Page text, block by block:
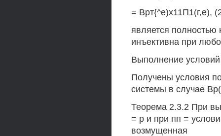
= Врт{^е)х11П1(г,е),
является
инъективна при
Выполнение
Получены условия
системы в случае
Теорема 2.3.2 При
= р и при пп =
возмущенная